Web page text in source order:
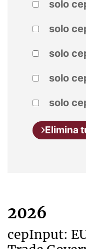
solo
solo
solo
solo
solo
Elimina
2026
cepInput: